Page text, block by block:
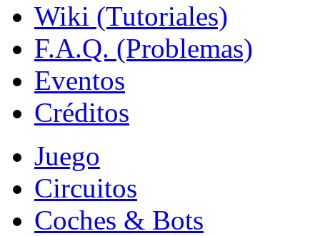
Wiki (Tutoriales)
F.A.Q. (Problemas)
Eventos
Créditos
Juego
Circuitos
Coches & Bots